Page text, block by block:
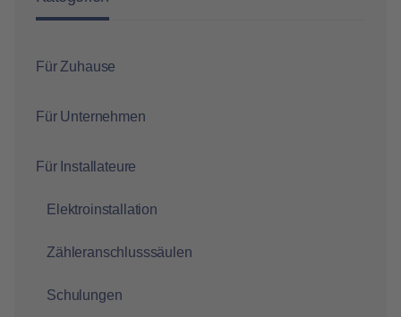
Für Zuhause
Für Unternehmen
Für Installateure
Elektroinstallation
Zähleranschlusssäulen
Schulungen